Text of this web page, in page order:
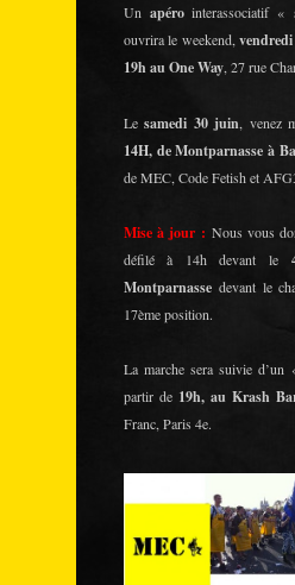
Un apérointerassociatif «
ouvrira le weekend,
19h au One Way, 27 rue
Le samedi 30 juin , venez
14H, de Montparnasse à
de MEC, Code Fetish et
Mise à jour : Nous vous
défilé à 14h devant le
Montparnasse devant le
17ème position.
La marche sera suivie d’un
partir de 19h, au Krash
Franc, Paris 4e.